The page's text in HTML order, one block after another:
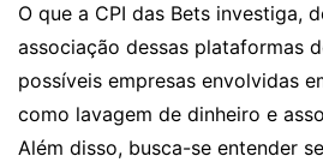
O que a CPI das Bets investiga,
associação dessas plataformas
possíveis empresas envolvidas
como lavagem de dinheiro e
Além disso, busca-se entender